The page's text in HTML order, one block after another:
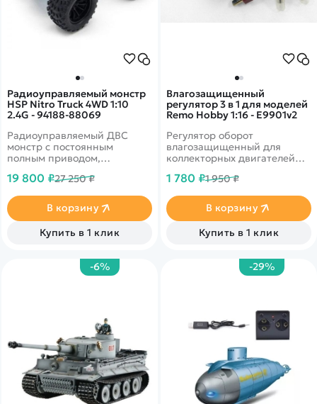
Радиоуправляемый монстр
HSP Nitro Truck 4WD 1:10
2.4G - 94188-88069
Радиоуправляемый ДВС
монстр с постоянным
полным приводом,
по полному бездорожью.
действия пульта до 100
метров. Цвет синий
19 800 ₽27 250 ₽
В корзину
Купить в 1 клик
Влагозащищенный
регулятор 3 в 1 для моделей
Remo Hobby 1:16 - E9901v2
Регулятор оборот
влагозащищенный для
коллекторных двигателей
фирмы Remo Hobby.
моделей второй версии.
1 780 ₽1 950 ₽
В корзину
Купить в 1 клик
-6% -29%